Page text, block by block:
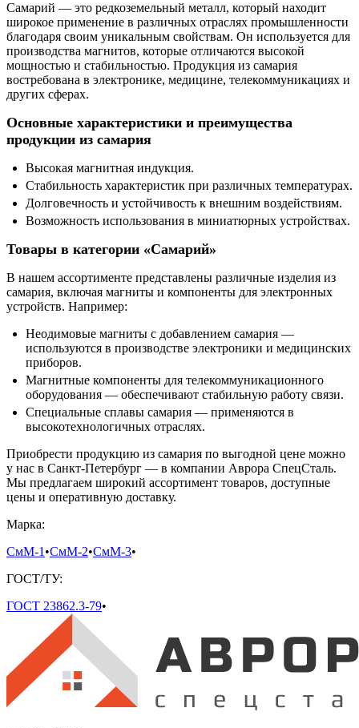
Самарий — это редкоземельный металл, который находит
широкое применение в различных отраслях промышленности
благодаря своим уникальным свойствам. Он используется для
производства магнитов, которые отличаются высокой
мощностью и стабильностью. Продукция из самария
востребована в электронике, медицине, телекоммуникациях и
других сферах.
Основные характеристики и преимущества
продукции из самария
Высокая магнитная индукция.
Стабильность характеристик при различных температурах.
Долговечность и устойчивость к внешним воздействиям.
Возможность использования в миниатюрных устройствах.
Товары в категории «Самарий»
В нашем ассортименте представлены различные изделия из
самария, включая магниты и компоненты для электронных
устройств. Например:
Неодимовые магниты с добавлением самария —
используются в производстве электроники и медицинских
приборов.
Магнитные компоненты для телекоммуникационного
оборудования — обеспечивают стабильную работу связи.
Специальные сплавы самария — применяются в
высокотехнологичных отраслях.
Приобрести продукцию из самария по выгодной цене можно
у нас в Санкт-Петербург — в компании Аврора СпецСталь.
Мы предлагаем широкий ассортимент товаров, доступные
цены и оперативную доставку.
Марка:
СмМ-1 •СмМ-2•СмМ-3•
ГОСТ/ТУ:
ГОСТ 23862.3-79•